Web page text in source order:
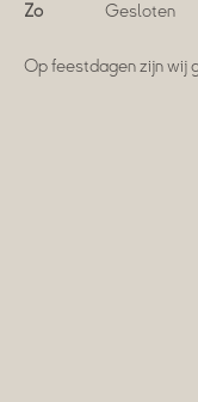
Zo
Gesloten
Op feestdagen zijn wij